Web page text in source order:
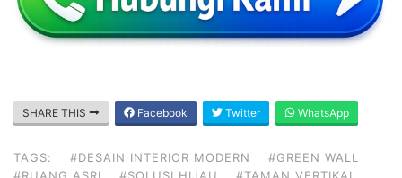
SHARE THIS Facebook Twitter WhatsApp
TAGS: #DESAIN INTERIOR MODERN
#GREEN WALL
#RUANG ASRI
#SOLUSI HIJAU
#TAMAN VERTIKAL